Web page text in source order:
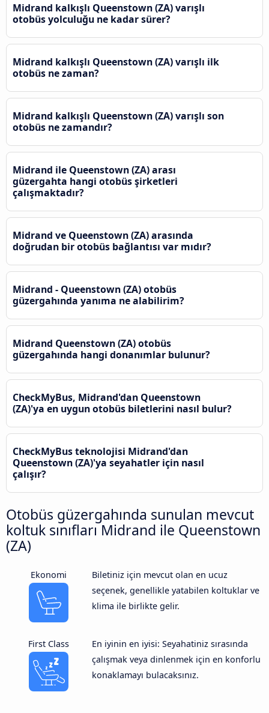
Midrand kalkışlı Queenstown (ZA) varışlı
otobüs yolculuğu ne kadar sürer?
Midrand kalkışlı Queenstown (ZA) varışlı ilk
otobüs ne zaman?
Midrand kalkışlı Queenstown (ZA) varışlı son
otobüs ne zamandır?
Midrand ile Queenstown (ZA) arası
güzergahta hangi otobüs şirketleri
çalışmaktadır?
Midrand ve Queenstown (ZA) arasında
doğrudan bir otobüs bağlantısı var mıdır?
Midrand - Queenstown (ZA) otobüs
güzergahında yanıma ne alabilirim?
Midrand Queenstown (ZA) otobüs
güzergahında hangi donanımlar bulunur?
CheckMyBus, Midrand'dan Queenstown
(ZA)'ya en uygun otobüs biletlerini nasıl bulur?
CheckMyBus teknolojisi Midrand'dan
Queenstown (ZA)'ya seyahatler için nasıl
çalışır?
Otobüs güzergahında sunulan mevcut
koltuk sınıfları Midrand ile Queenstown
(ZA)
Ekonomi
Biletiniz için mevcut olan en ucuz
seçenek, genellikle yatabilen koltuklar ve
klima ile birlikte gelir.
First Class
En iyinin en iyisi: Seyahatiniz sırasında
çalışmak veya dinlenmek için en konforlu
konaklamayı bulacaksınız.